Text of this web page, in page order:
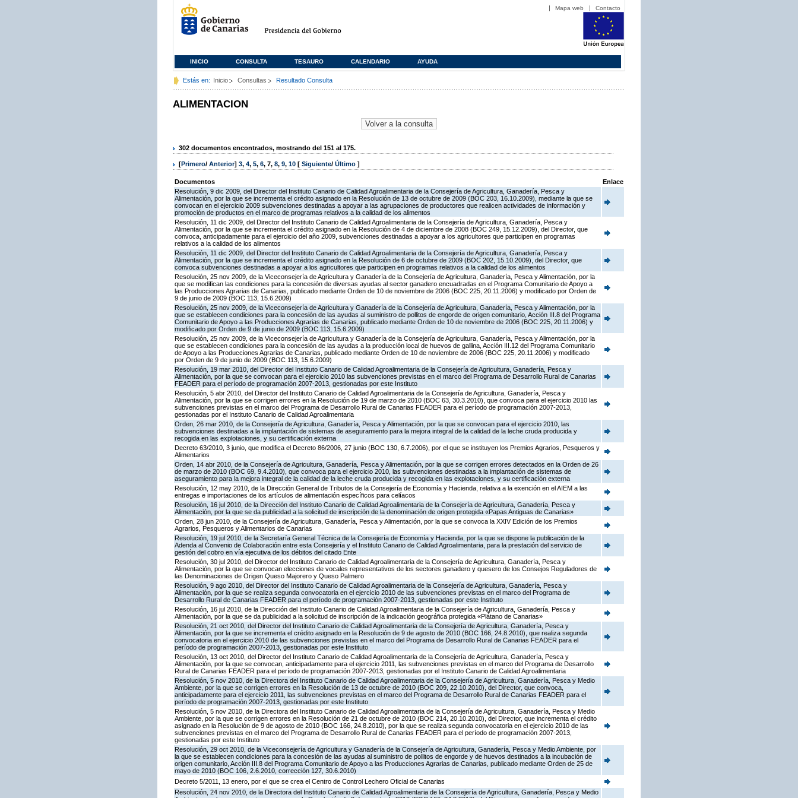
Mapa web Contacto
INICIO CONSULTA TESAURO CALENDARIO AYUDA
Estás en: Inicio Consultas Resultado Consulta
ALIMENTACION
302 documentos encontrados, mostrando del 151 al 175.
[Primero/ Anterior] 3, 4, 5, 6, 7, 8, 9, 10 [ Siguiente/ Último ]
Documentos
Enlace
Resolución, 9 dic 2009, del Director del Instituto Canario de Calidad Agroalimentaria de la Consejería de Agricultura, Ganadería, Pesca y
Alimentación, por la que se incrementa el crédito asignado en la Resolución de 13 de octubre de 2009 (BOC 203, 16.10.2009), mediante la que se
convocan en el ejercicio 2009 subvenciones destinadas a apoyar a las agrupaciones de productores que realicen actividades de información y
promoción de productos en el marco de programas relativos a la calidad de los alimentos
Resolución, 11 dic 2009, del Director del Instituto Canario de Calidad Agroalimentaria de la Consejería de Agricultura, Ganadería, Pesca y
Alimentación, por la que se incrementa el crédito asignado en la Resolución de 4 de diciembre de 2008 (BOC 249, 15.12.2009), del Director, que
convoca, anticipadamente para el ejercicio del año 2009, subvenciones destinadas a apoyar a los agricultores que participen en programas
relativos a la calidad de los alimentos
Resolución, 11 dic 2009, del Director del Instituto Canario de Calidad Agroalimentaria de la Consejería de Agricultura, Ganadería, Pesca y
Alimentación, por la que se incrementa el crédito asignado en la Resolución de 6 de octubre de 2009 (BOC 202, 15.10.2009), del Director, que
convoca subvenciones destinadas a apoyar a los agricultores que participen en programas relativos a la calidad de los alimentos
Resolución, 25 nov 2009, de la Viceconsejería de Agricultura y Ganadería de la Consejería de Agricultura, Ganadería, Pesca y Alimentación, por la
que se modifican las condiciones para la concesión de diversas ayudas al sector ganadero encuadradas en el Programa Comunitario de Apoyo a
las Producciones Agrarias de Canarias, publicado mediante Orden de 10 de noviembre de 2006 (BOC 225, 20.11.2006) y modificado por Orden de
9 de junio de 2009 (BOC 113, 15.6.2009)
Resolución, 25 nov 2009, de la Viceconsejería de Agricultura y Ganadería de la Consejería de Agricultura, Ganadería, Pesca y Alimentación, por la
que se establecen condiciones para la concesión de las ayudas al suministro de pollitos de engorde de origen comunitario, Acción III.8 del Programa
Comunitario de Apoyo a las Producciones Agrarias de Canarias, publicado mediante Orden de 10 de noviembre de 2006 (BOC 225, 20.11.2006) y
modificado por Orden de 9 de junio de 2009 (BOC 113, 15.6.2009)
Resolución, 25 nov 2009, de la Viceconsejería de Agricultura y Ganadería de la Consejería de Agricultura, Ganadería, Pesca y Alimentación, por la
que se establecen condiciones para la concesión de las ayudas a la producción local de huevos de gallina, Acción III.12 del Programa Comunitario
de Apoyo a las Producciones Agrarias de Canarias, publicado mediante Orden de 10 de noviembre de 2006 (BOC 225, 20.11.2006) y modificado
por Orden de 9 de junio de 2009 (BOC 113, 15.6.2009)
Resolución, 19 mar 2010, del Director del Instituto Canario de Calidad Agroalimentaria de la Consejería de Agricultura, Ganadería, Pesca y
Alimentación, por la que se convocan para el ejercicio 2010 las subvenciones previstas en el marco del Programa de Desarrollo Rural de Canarias
FEADER para el período de programación 2007-2013, gestionadas por este Instituto
Resolución, 5 abr 2010, del Director del Instituto Canario de Calidad Agroalimentaria de la Consejería de Agricultura, Ganadería, Pesca y
Alimentación, por la que se corrigen errores en la Resolución de 19 de marzo de 2010 (BOC 63, 30.3.2010), que convoca para el ejercicio 2010 las
subvenciones previstas en el marco del Programa de Desarrollo Rural de Canarias FEADER para el período de programación 2007-2013,
gestionadas por el Instituto Canario de Calidad Agroalimentaria
Orden, 26 mar 2010, de la Consejería de Agricultura, Ganadería, Pesca y Alimentación, por la que se convocan para el ejercicio 2010, las
subvenciones destinadas a la implantación de sistemas de aseguramiento para la mejora integral de la calidad de la leche cruda producida y
recogida en las explotaciones, y su certificación externa
Decreto 63/2010, 3 junio, que modifica el Decreto 86/2006, 27 junio (BOC 130, 6.7.2006), por el que se instituyen los Premios Agrarios, Pesqueros y
Alimentarios
Orden, 14 abr 2010, de la Consejería de Agricultura, Ganadería, Pesca y Alimentación, por la que se corrigen errores detectados en la Orden de 26
de marzo de 2010 (BOC 69, 9.4.2010), que convoca para el ejercicio 2010, las subvenciones destinadas a la implantación de sistemas de
aseguramiento para la mejora integral de la calidad de la leche cruda producida y recogida en las explotaciones, y su certificación externa
Resolución, 12 may 2010, de la Dirección General de Tributos de la Consejería de Economía y Hacienda, relativa a la exención en el AIEM a las
entregas e importaciones de los artículos de alimentación específicos para celíacos
Resolución, 16 jul 2010, de la Dirección del Instituto Canario de Calidad Agroalimentaria de la Consejería de Agricultura, Ganadería, Pesca y
Alimentación, por la que se da publicidad a la solicitud de inscripción de la denominación de origen protegida «Papas Antiguas de Canarias»
Orden, 28 jun 2010, de la Consejería de Agricultura, Ganadería, Pesca y Alimentación, por la que se convoca la XXIV Edición de los Premios
Agrarios, Pesqueros y Alimentarios de Canarias
Resolución, 19 jul 2010, de la Secretaría General Técnica de la Consejería de Economía y Hacienda, por la que se dispone la publicación de la
Adenda al Convenio de Colaboración entre esta Consejería y el Instituto Canario de Calidad Agroalimentaria, para la prestación del servicio de
gestión del cobro en vía ejecutiva de los débitos del citado Ente
Resolución, 30 jul 2010, del Director del Instituto Canario de Calidad Agroalimentaria de la Consejería de Agricultura, Ganadería, Pesca y
Alimentación, por la que se convocan elecciones de vocales representativos de los sectores ganadero y quesero de los Consejos Reguladores de
las Denominaciones de Origen Queso Majorero y Queso Palmero
Resolución, 9 ago 2010, del Director del Instituto Canario de Calidad Agroalimentaria de la Consejería de Agricultura, Ganadería, Pesca y
Alimentación, por la que se realiza segunda convocatoria en el ejercicio 2010 de las subvenciones previstas en el marco del Programa de
Desarrollo Rural de Canarias FEADER para el período de programación 2007-2013, gestionadas por este Instituto
Resolución, 16 jul 2010, de la Dirección del Instituto Canario de Calidad Agroalimentaria de la Consejería de Agricultura, Ganadería, Pesca y
Alimentación, por la que se da publicidad a la solicitud de inscripción de la indicación geográfica protegida «Plátano de Canarias»
Resolución, 21 oct 2010, del Director del Instituto Canario de Calidad Agroalimentaria de la Consejería de Agricultura, Ganadería, Pesca y
Alimentación, por la que se incrementa el crédito asignado en la Resolución de 9 de agosto de 2010 (BOC 166, 24.8.2010), que realiza segunda
convocatoria en el ejercicio 2010 de las subvenciones previstas en el marco del Programa de Desarrollo Rural de Canarias FEADER para el
período de programación 2007-2013, gestionadas por este Instituto
Resolución, 13 oct 2010, del Director del Instituto Canario de Calidad Agroalimentaria de la Consejería de Agricultura, Ganadería, Pesca y
Alimentación, por la que se convocan, anticipadamente para el ejercicio 2011, las subvenciones previstas en el marco del Programa de Desarrollo
Rural de Canarias FEADER para el período de programación 2007-2013, gestionadas por el Instituto Canario de Calidad Agroalimentaria
Resolución, 5 nov 2010, de la Directora del Instituto Canario de Calidad Agroalimentaria de la Consejería de Agricultura, Ganadería, Pesca y Medio
Ambiente, por la que se corrigen errores en la Resolución de 13 de octubre de 2010 (BOC 209, 22.10.2010), del Director, que convoca,
anticipadamente para el ejercicio 2011, las subvenciones previstas en el marco del Programa de Desarrollo Rural de Canarias FEADER para el
período de programación 2007-2013, gestionadas por este Instituto
Resolución, 5 nov 2010, de la Directora del Instituto Canario de Calidad Agroalimentaria de la Consejería de Agricultura, Ganadería, Pesca y Medio
Ambiente, por la que se corrigen errores en la Resolución de 21 de octubre de 2010 (BOC 214, 20.10.2010), del Director, que incrementa el crédito
asignado en la Resolución de 9 de agosto de 2010 (BOC 166, 24.8.2010), por la que se realiza segunda convocatoria en el ejercicio 2010 de las
subvenciones previstas en el marco del Programa de Desarrollo Rural de Canarias FEADER para el período de programación 2007-2013,
gestionadas por este Instituto
Resolución, 29 oct 2010, de la Viceconsejería de Agricultura y Ganadería de la Consejería de Agricultura, Ganadería, Pesca y Medio Ambiente, por
la que se establecen condiciones para la concesión de las ayudas al suministro de pollitos de engorde y de huevos destinados a la incubación de
origen comunitario, Acción III.8 del Programa Comunitario de Apoyo a las Producciones Agrarias de Canarias, publicado mediante Orden de 25 de
mayo de 2010 (BOC 106, 2.6.2010, corrección 127, 30.6.2010)
Decreto 5/2011, 13 enero, por el que se crea el Centro de Control Lechero Oficial de Canarias
Resolución, 24 nov 2010, de la Directora del Instituto Canario de Calidad Agroalimentaria de la Consejería de Agricultura, Ganadería, Pesca y Medio